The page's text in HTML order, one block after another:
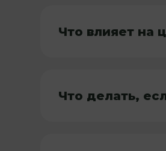
Что влияет на
Что делать,